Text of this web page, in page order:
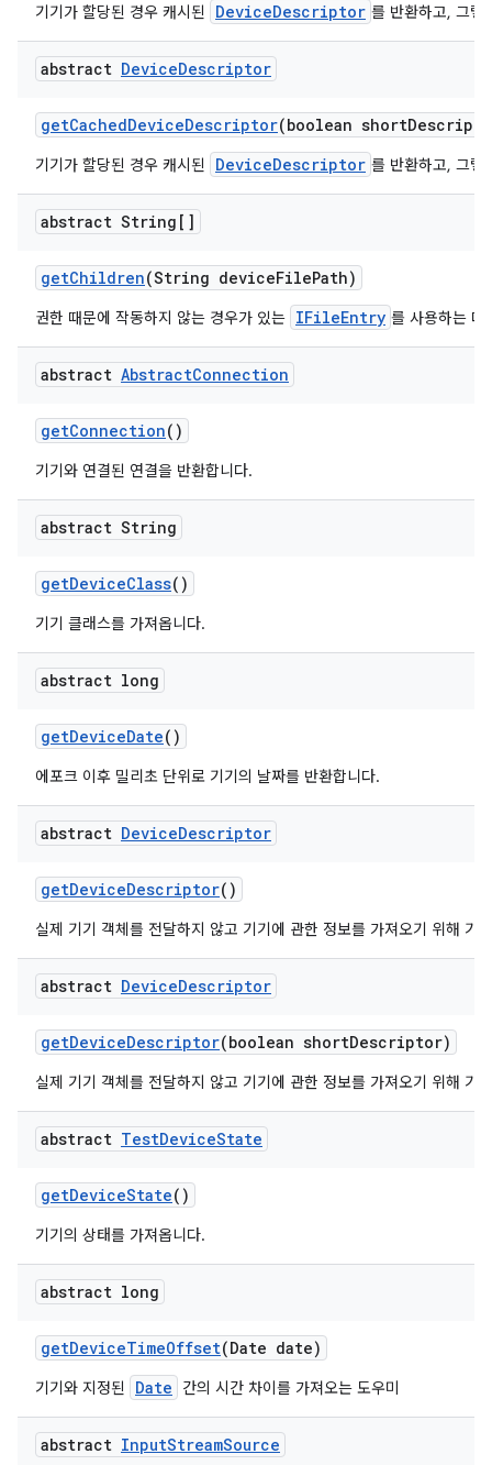
기기가 할당된 경우 캐시된 DeviceDescriptor 를 반환하고, 그렇
abstract DeviceDescriptor
getCachedDeviceDescriptor(boolean short
기기가 할당된 경우 캐시된 DeviceDescriptor 를 반환하고, 그렇
abstract String[]
getChildren(String deviceFilePath)
권한 때문에 작동하지 않는 경우가 있는 IFileEntry 를 사용하는 대
abstract AbstractConnection
getConnection()
기기와 연결된 연결을 반환합니다.
abstract String
getDeviceClass()
기기 클래스를 가져옵니다.
abstract long
getDeviceDate()
에포크 이후 밀리초 단위로 기기의 날짜를 반환합니다.
abstract DeviceDescriptor
getDeviceDescriptor()
실제 기기 객체를 전달하지 않고 기기에 관한 정보를 가져오기 위해 기
abstract DeviceDescriptor
getDeviceDescriptor(boolean shortDescriptor)
실제 기기 객체를 전달하지 않고 기기에 관한 정보를 가져오기 위해 기
abstract TestDeviceState
getDeviceState()
기기의 상태를 가져옵니다.
abstract long
getDeviceTimeOffset(Date date)
기기와 지정된 Date 간의 시간 차이를 가져오는 도우미
abstract InputStreamSource